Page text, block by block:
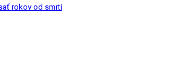
rokov od smrti